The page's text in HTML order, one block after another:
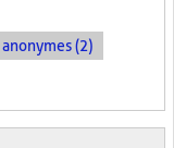
(2)